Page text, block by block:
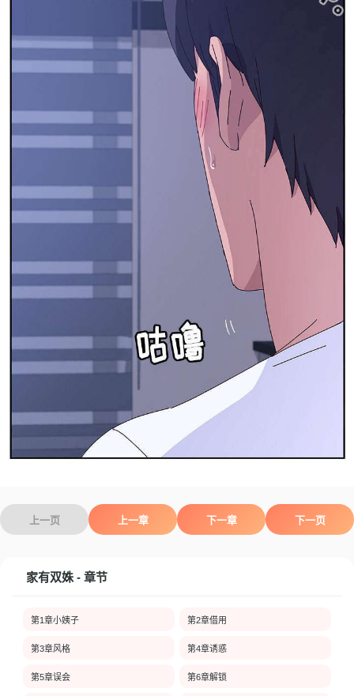
上一页 上一章 下一章 下一页
家有双姝 - 章节
第1章小姨子 第2章借用
第3章风格 第4章诱惑
第5章误会 第6章解锁